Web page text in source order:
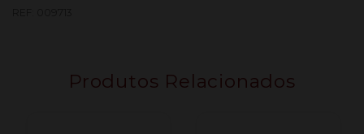
Produtos Relacionados